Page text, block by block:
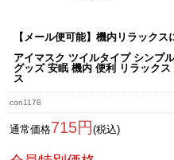
【メール便可能】機内リラック
アイマスク ツイルタイプ シンプ
グッズ 安眠 機内 便利 リラック
ス
con1178
通常価格715円 (税込)